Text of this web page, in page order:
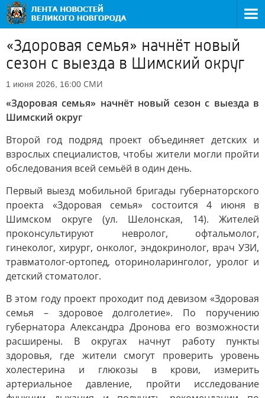
«Здоровая семья» начнёт новый
сезон с выезда в Шимский округ
1 июня 2026, 16:00 СМИ
«Здоровая семья» начнёт новый сезон с выезда в
Шимский округ
Второй год подряд проект объединяет детских и
взрослых специалистов, чтобы жители могли пройти
обследования всей семьёй в один день.
Первый выезд мобильной бригады губернаторского
проекта «Здоровая семья» состоится 4 июня в
Шимском округе (ул. Шелонская, 14). Жителей
проконсультируют невролог, офтальмолог,
гинеколог, хирург, онколог, эндокринолог, врач УЗИ,
травматолог-ортопед, оториноларинголог, уролог и
детский стоматолог.
В этом году проект проходит под девизом «Здоровая
семья – здоровое долголетие». По поручению
губернатора Александра Дронова его возможности
расширены. В округах начнут работу пункты
здоровья, где жители смогут проверить уровень
холестерина и глюкозы в крови, измерить
артериальное давление, пройти исследование